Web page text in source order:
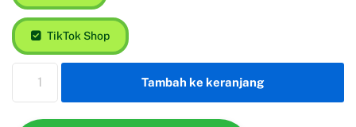
TikTok Shop
Tambah ke keranjang